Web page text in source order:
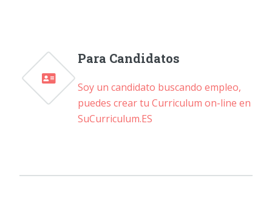
Para Candidatos
Soy un candidato buscando empleo,
puedes crear tu Curriculum on-line en
SuCurriculum.ES